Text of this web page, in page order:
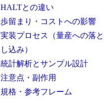
HALTとの違い
歩留まり・コストへの影響
実装プロセス（量産への落と
し込み）
統計解析とサンプル設計
注意点・副作用
規格・参考フレーム